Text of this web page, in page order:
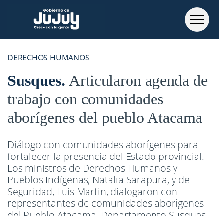
DERECHOS HUMANOS
Susques Articularon agenda de
trabajo con comunidades
aborígenes del pueblo Atacama
Diálogo con comunidades aborígenes para
fortalecer la presencia del Estado provincial.
Los ministros de Derechos Humanos y
Pueblos Indígenas, Natalia Sarapura, y de
Seguridad, Luis Martin, dialogaron con
representantes de comunidades aborígenes